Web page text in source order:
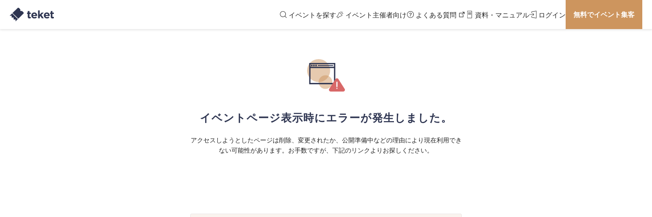
イベントを探す イベント主催者向け よくある質問 資料・マニュアル ログイン 無料でイベント集客
イベントページ表示時にエラーが発生しました。
アクセスしようとしたページは削除、変更されたか、公開準備中などの理由により現在利用でき
ない可能性があります。お手数ですが、下記のリンクよりお探しください。